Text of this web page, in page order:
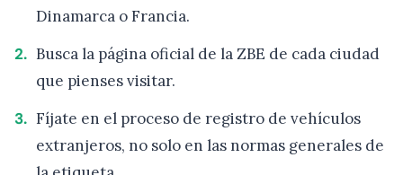
Dinamarca o Francia.
Busca la página oficial de la ZBE de cada ciudad
que pienses visitar.
Fíjate en el proceso de registro de vehículos
extranjeros, no solo en las normas generales de